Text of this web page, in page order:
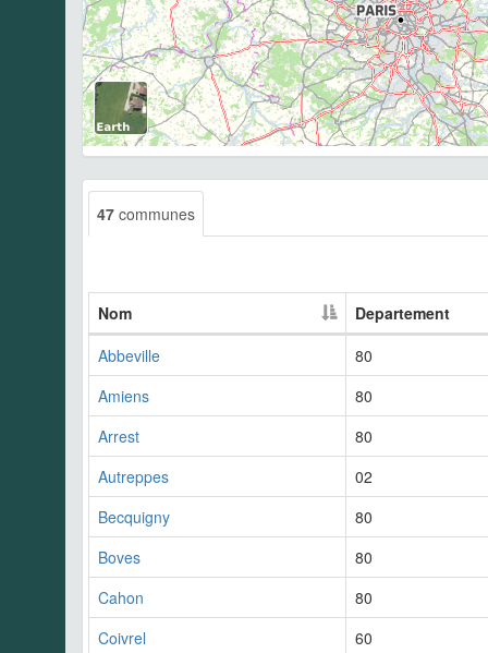
47 communes
Nom
Departement
Abbeville
80
Amiens
80
Arrest
80
Autreppes
02
Becquigny
80
Boves
80
Cahon
80
Coivrel
60